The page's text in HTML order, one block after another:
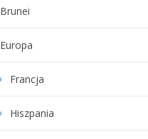
Brunei
Europa
Francja
Hiszpania